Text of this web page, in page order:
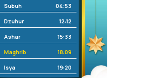
Subuh 04:53
Dzuhur 12:12
Ashar 15:33
Maghrib 18:09
Isya 19:20